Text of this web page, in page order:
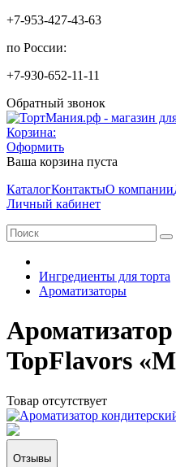
+7-953-427-43-63
по России:
+7-930-652-11-11
Обратный звонок
Корзина:
Оформить
Ваша корзина пуста
КаталогКонтактыО компании
Личный кабинет
Ингредиенты для торта
Ароматизаторы
TopFlavors
Товар отсутствует
Отзывы